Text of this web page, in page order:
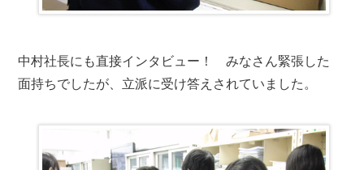
中村社長にも直接インタビュー！ みなさん緊張した
面持ちでしたが、立派に受け答えされていました。